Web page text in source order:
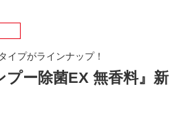
イプがラインナップ！
プー除菌EX 無香料』新